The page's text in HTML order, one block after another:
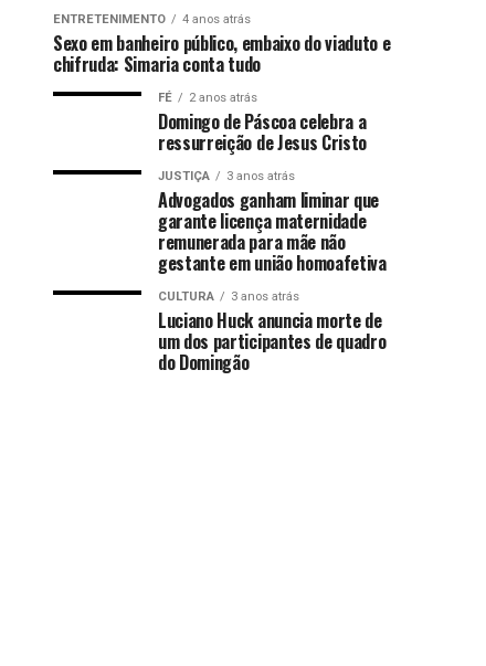
ENTRETENIMENTO 4 anos atrás
Sexo em banheiro público, embaixo do viaduto e
chifruda: Simaria conta tudo
FÉ 2 anos atrás
Domingo de Páscoa celebra a
ressurreição de Jesus Cristo
JUSTIÇA 3 anos atrás
Advogados ganham liminar que
garante licença maternidade
remunerada para mãe não
gestante em união homoafetiva
CULTURA 3 anos atrás
Luciano Huck anuncia morte de
um dos participantes de quadro
do Domingão